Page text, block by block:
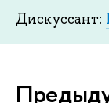
Дискуссант: